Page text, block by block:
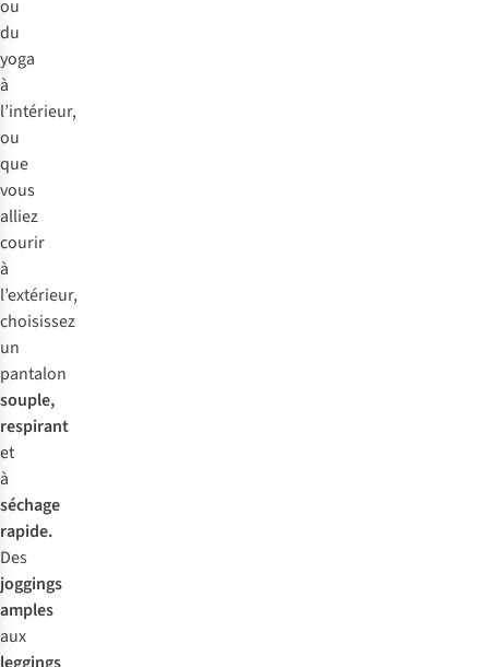
ou
du
yoga
à
l’intérieur,
ou
que
vous
alliez
courir
à
l’extérieur,
choisissez
un
pantalon
souple,
respirant
et
à
séchage
rapide.
Des
joggings
amples
aux